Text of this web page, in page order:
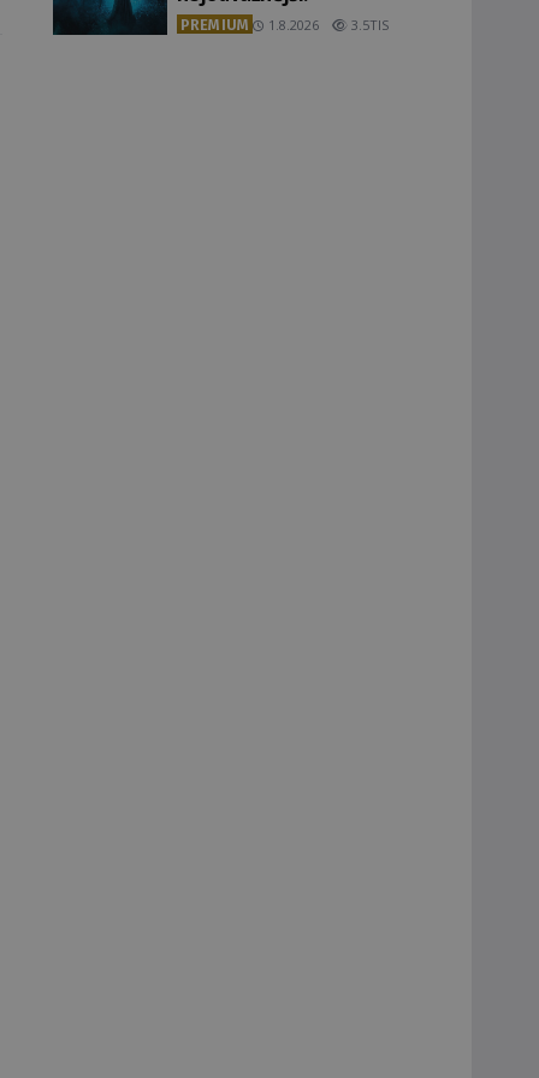
PREMIUM 1.8.2026 3.5TIS